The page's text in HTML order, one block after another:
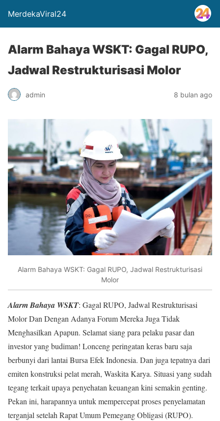
MerdekaViral24
Alarm Bahaya WSKT: Gagal RUPO,
Jadwal Restrukturisasi Molor
admin 8 bulan ago
Alarm Bahaya WSKT: Gagal RUPO, Jadwal Restrukturisasi
Molor
Alarm Bahaya WSKT: Gagal RUPO, Jadwal Restrukturisasi
Molor Dan Dengan Adanya Forum Mereka Juga Tidak
Menghasilkan Apapun. Selamat siang para pelaku pasar dan
investor yang budiman! Lonceng peringatan keras baru saja
berbunyi dari lantai Bursa Efek Indonesia. Dan juga tepatnya dari
emiten konstruksi pelat merah, Waskita Karya. Situasi yang sudah
tegang terkait upaya penyehatan keuangan kini semakin genting.
Pekan ini, harapannya untuk mempercepat proses penyelamatan
terganjal setelah Rapat Umum Pemegang Obligasi (RUPO).